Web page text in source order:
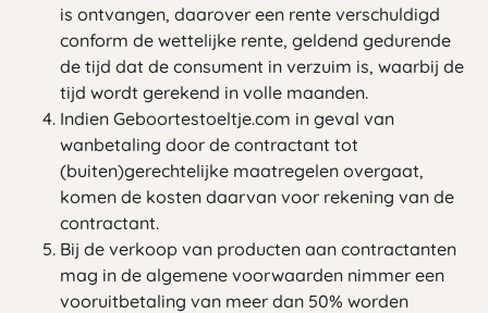
is ontvangen, daarover een rente verschuldigd
conform de wettelijke rente, geldend gedurende
de tijd dat de consument in verzuim is, waarbij de
tijd wordt gerekend in volle maanden.
Indien Geboortestoeltje.com in geval van
wanbetaling door de contractant tot
(buiten)gerechtelijke maatregelen overgaat,
komen de kosten daarvan voor rekening van de
contractant.
Bij de verkoop van producten aan contractanten
mag in de algemene voorwaarden nimmer een
vooruitbetaling van meer dan 50% worden